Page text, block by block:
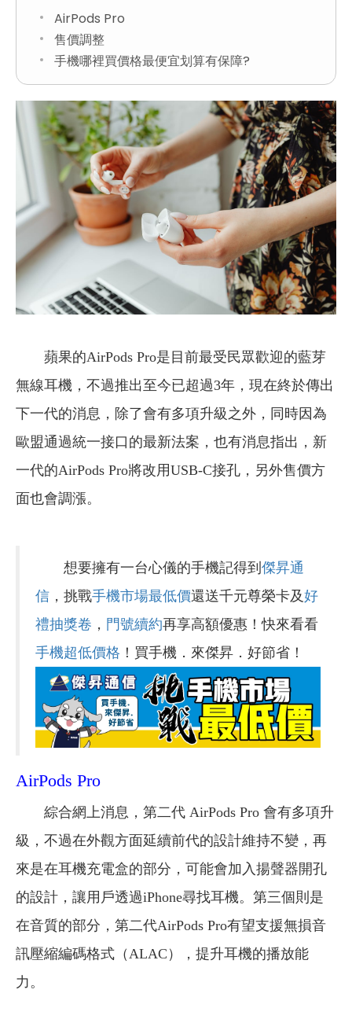
AirPods Pro
售價調整
手機哪裡買價格最便宜划算有保障?
蘋果的AirPods Pro是目前最受民眾歡迎的藍芽
無線耳機，不過推出至今已超過3年，現在終於傳出
下一代的消息，除了會有多項升級之外，同時因為
歐盟通過統一接口的最新法案，也有消息指出，新
一代的AirPods Pro將改用USB-C接孔，另外售價方
面也會調漲。
想要擁有一台心儀的手機記得到 傑昇通
信 ，挑戰手機市場最低價還送千元尊榮卡及好
禮抽獎卷 ， 門號續約再享高額優惠！快來看看
手機超低價格 ！買手機．來傑昇．好節省！
AirPods Pro
綜合網上消息，第二代 AirPods Pro 會有多項升
級，不過在外觀方面延續前代的設計維持不變，再
來是在耳機充電盒的部分，可能會加入揚聲器開孔
的設計，讓用戶透過iPhone尋找耳機。第三個則是
在音質的部分，第二代AirPods Pro有望支援無損音
訊壓縮編碼格式（ALAC），提升耳機的播放能
力。